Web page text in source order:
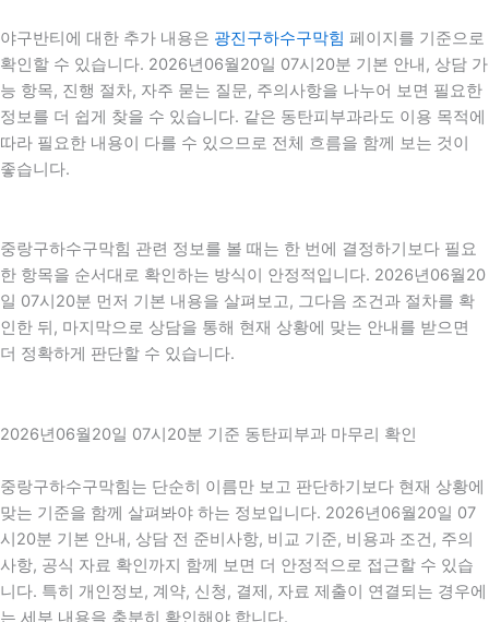
야구반티에 대한 추가 내용은 광진구하수구막힘 페이지를 기준으로
확인할 수 있습니다. 2026년06월20일 07시20분 기본 안내, 상담 가
능 항목, 진행 절차, 자주 묻는 질문, 주의사항을 나누어 보면 필요한
정보를 더 쉽게 찾을 수 있습니다. 같은 동탄피부과라도 이용 목적에
따라 필요한 내용이 다를 수 있으므로 전체 흐름을 함께 보는 것이
좋습니다.
중랑구하수구막힘 관련 정보를 볼 때는 한 번에 결정하기보다 필요
한 항목을 순서대로 확인하는 방식이 안정적입니다. 2026년06월20
일 07시20분 먼저 기본 내용을 살펴보고, 그다음 조건과 절차를 확
인한 뒤, 마지막으로 상담을 통해 현재 상황에 맞는 안내를 받으면
더 정확하게 판단할 수 있습니다.
2026년06월20일 07시20분 기준 동탄피부과 마무리 확인
중랑구하수구막힘는 단순히 이름만 보고 판단하기보다 현재 상황에
맞는 기준을 함께 살펴봐야 하는 정보입니다. 2026년06월20일 07
시20분 기본 안내, 상담 전 준비사항, 비교 기준, 비용과 조건, 주의
사항, 공식 자료 확인까지 함께 보면 더 안정적으로 접근할 수 있습
니다. 특히 개인정보, 계약, 신청, 결제, 자료 제출이 연결되는 경우에
는 세부 내용을 충분히 확인해야 합니다.